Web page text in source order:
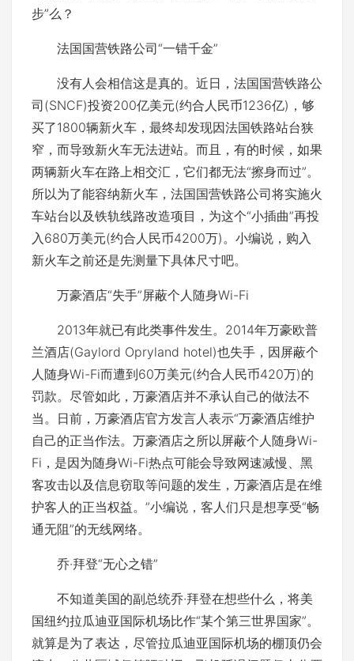
步”么？
法国国营铁路公司“一错千金”
没有人会相信这是真的。近日，法国国营铁路公
司(SNCF)投资200亿美元(约合人民币1236亿)，够
买了1800辆新火车，最终却发现因法国铁路站台狭
窄，而导致新火车无法进站。而且，有的时候，如果
两辆新火车在路上相交汇，它们都无法“擦身而过”。
所以为了能容纳新火车，法国国营铁路公司将实施火
车站台以及铁轨线路改造项目，为这个“小插曲”再投
入680万美元(约合人民币4200万)。小编说，购入
新火车之前还是先测量下具体尺寸吧。
万豪酒店“失手”屏蔽个人随身Wi-Fi
2013年就已有此类事件发生。2014年万豪欧普
兰酒店(Gaylord Opryland hotel)也失手，因屏蔽个
人随身Wi-Fi而遭到60万美元(约合人民币420万)的
罚款。尽管如此，万豪酒店并不承认自己的做法不
当。日前，万豪酒店官方发言人表示“万豪酒店维护
自己的正当作法。万豪酒店之所以屏蔽个人随身Wi-
Fi，是因为随身Wi-Fi热点可能会导致网速减慢、黑
客攻击以及信息窃取等问题的发生，万豪酒店是在维
护客人的正当权益。”小编说，客人们只是想享受“畅
通无阻”的无线网络。
乔·拜登“无心之错”
不知道美国的副总统乔·拜登在想些什么，将美
国纽约拉瓜迪亚国际机场比作“某个第三世界国家”。
就算是为了表达，尽管拉瓜迪亚国际机场的棚顶仍会